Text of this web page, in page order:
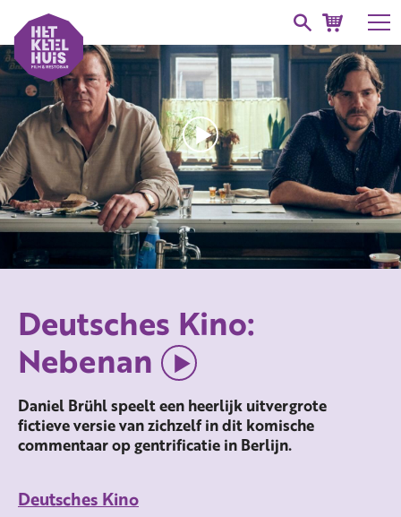
Deutsches Kino:
Nebenan
Daniel Brühl speelt een heerlijk uitvergrote
fictieve versie van zichzelf in dit komische
commentaar op gentrificatie in Berlijn.
Deutsches Kino